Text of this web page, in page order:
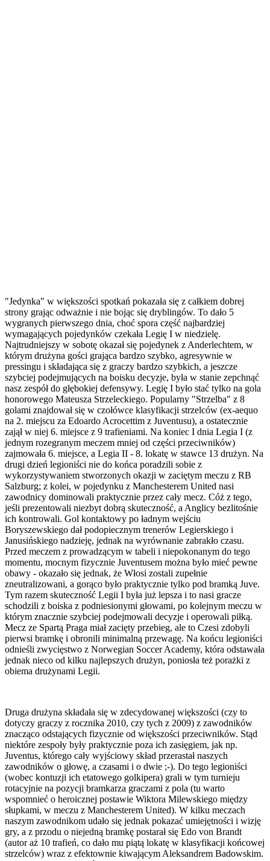
"Jedynka" w większości spotkań pokazała się z całkiem dobrej
strony grając odważnie i nie bojąc się dryblingów. To dało 5
wygranych pierwszego dnia, choć spora część najbardziej
wymagających pojedynków czekała Legię I w niedzielę.
Najtrudniejszy w sobotę okazał się pojedynek z Anderlechtem, w
którym drużyna gości grająca bardzo szybko, agresywnie w
pressingu i składająca się z graczy bardzo szybkich, a jeszcze
szybciej podejmujących na boisku decyzje, była w stanie zepchnąć
nasz zespół do głębokiej defensywy. Legię I było stać tylko na gola
honorowego Mateusza Strzeleckiego. Popularny "Strzelba" z 8
golami znajdował się w czołówce klasyfikacji strzelców (ex-aequo
na 2. miejscu za Edoardo Acrocettim z Juventusu), a ostatecznie
zajął w niej 6. miejsce z 9 trafieniami. Na koniec I dnia Legia I (z
jednym rozegranym meczem mniej od części przeciwników)
zajmowała 6. miejsce, a Legia II - 8. lokatę w stawce 13 drużyn. Na
drugi dzień legioniści nie do końca poradzili sobie z
wykorzystywaniem stworzonych okazji w zaciętym meczu z RB
Salzburg; z kolei, w pojedynku z Manchesterem United nasi
zawodnicy dominowali praktycznie przez cały mecz. Cóż z tego,
jeśli prezentowali niezbyt dobrą skuteczność, a Anglicy bezlitośnie
ich kontrowali. Gol kontaktowy po ładnym wejściu
Boryszewskiego dał podopiecznym trenerów Legierskiego i
Janusińskiego nadzieję, jednak na wyrównanie zabrakło czasu.
Przed meczem z prowadzącym w tabeli i niepokonanym do tego
momentu, mocnym fizycznie Juventusem można było mieć pewne
obawy - okazało się jednak, że Włosi zostali zupełnie
zneutralizowani, a gorąco było praktycznie tylko pod bramką Juve.
Tym razem skuteczność Legii I była już lepsza i to nasi gracze
schodzili z boiska z podniesionymi głowami, po kolejnym meczu w
którym znacznie szybciej podejmowali decyzje i operowali piłką.
Mecz ze Spartą Praga miał zacięty przebieg, ale to Czesi zdobyli
pierwsi bramkę i obronili minimalną przewagę. Na końcu legioniści
odnieśli zwycięstwo z Norwegian Soccer Academy, która odstawała
jednak nieco od kilku najlepszych drużyn, poniosła też porażki z
obiema drużynami Legii.
Druga drużyna składała się w zdecydowanej większości (czy to
dotyczy graczy z rocznika 2010, czy tych z 2009) z zawodników
znacząco odstających fizycznie od większości przeciwników. Stąd
niektóre zespoły były praktycznie poza ich zasięgiem, jak np.
Juventus, którego cały wyjściowy skład przerastał naszych
zawodników o głowę, a czasami i o dwie ;-). Do tego legioniści
(wobec kontuzji ich etatowego golkipera) grali w tym turnieju
rotacyjnie na pozycji bramkarza graczami z pola (tu warto
wspomnieć o heroicznej postawie Wiktora Milewskiego między
słupkami, w meczu z Manchesterem United). W kilku meczach
naszym zawodnikom udało się jednak pokazać umiejętności i wizję
gry, a z przodu o niejedną bramkę postarał się Edo von Brandt
(autor aż 10 trafień, co dało mu piątą lokatę w klasyfikacji końcowej
strzelców) wraz z efektownie kiwającym Aleksandrem Badowskim.